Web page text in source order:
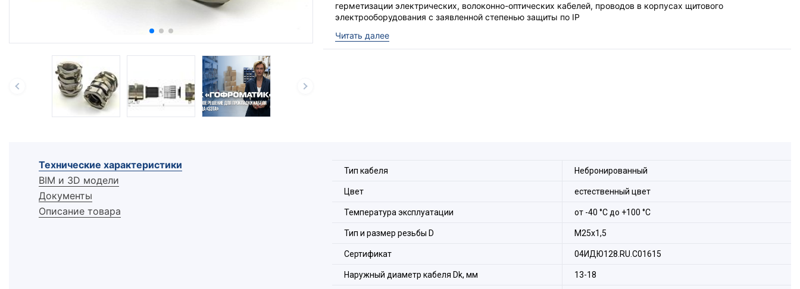
герметизации электрических, волоконно-оптических кабелей, проводов в корпусах щитового
электрооборудования с заявленной степенью защиты по IP
Читать далее
Технические характеристики
BIM и 3D модели
Документы
Описание товара
Тип кабеля Небронированный
Цвет естественный цвет
Температура эксплуатации от -40 °С до +100 °С
Тип и размер резьбы D М25х1,5
Сертификат 04ИДЮ128.RU.С01615
Наружный диаметр кабеля Dk, мм 13-18